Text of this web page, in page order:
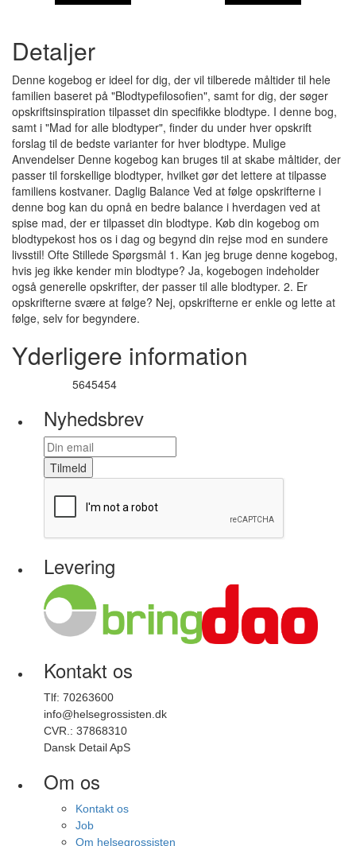
Detaljer
Denne kogebog er ideel for dig, der vil tilberede måltider til hele
familien baseret på "Blodtypefilosofien", samt for dig, der søger
opskriftsinspiration tilpasset din specifikke blodtype. I denne bog,
samt i "Mad for alle blodtyper", finder du under hver opskrift
forslag til de bedste varianter for hver blodtype. Mulige
Anvendelser Denne kogebog kan bruges til at skabe måltider, der
passer til forskellige blodtyper, hvilket gør det lettere at tilpasse
familiens kostvaner. Daglig Balance Ved at følge opskrifterne i
denne bog kan du opnå en bedre balance i hverdagen ved at
spise mad, der er tilpasset din blodtype. Køb din kogebog om
blodtypekost hos os i dag og begynd din rejse mod en sundere
livsstil! Ofte Stillede Spørgsmål 1. Kan jeg bruge denne kogebog,
hvis jeg ikke kender min blodtype? Ja, kogebogen indeholder
også generelle opskrifter, der passer til alle blodtyper. 2. Er
opskrifterne svære at følge? Nej, opskrifterne er enkle og lette at
følge, selv for begyndere.
Yderligere information
5645454
Nyhedsbrev
Tilmeld
Levering
Kontakt os
Tlf: 70263600
info@helsegrossisten.dk
CVR.: 37868310
Dansk Detail ApS
Om os
Kontakt os
Job
Om helsegrossisten